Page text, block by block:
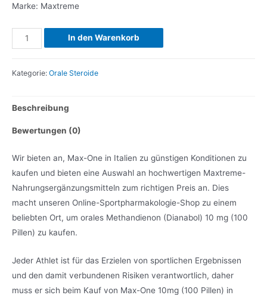
Marke: Maxtreme
Max-
One
In den Warenkorb
Kategorie: Orale Steroide
Beschreibung
Bewertungen (0)
Wir bieten an, Max-One in Italien zu günstigen Konditionen zu
kaufen und bieten eine Auswahl an hochwertigen Maxtreme-
Nahrungsergänzungsmitteln zum richtigen Preis an. Dies
macht unseren Online-Sportpharmakologie-Shop zu einem
beliebten Ort, um orales Methandienon (Dianabol) 10 mg (100
Pillen) zu kaufen.
Jeder Athlet ist für das Erzielen von sportlichen Ergebnissen
und den damit verbundenen Risiken verantwortlich, daher
muss er sich beim Kauf von Max-One 10mg (100 Pillen) in